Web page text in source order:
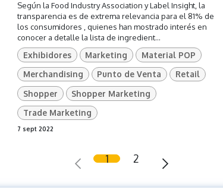
Según la Food Industry Association y Label Insight, la
transparencia es de extrema relevancia para el 81% de
los consumidores , quienes han mostrado interés en
conocer a detalle la lista de ingredient...
Exhibidores Marketing
Material POP
Merchandising
Punto de Venta
Retail
Shopper
Shopper Marketing
Trade Marketing
7 sept 2022
1 2